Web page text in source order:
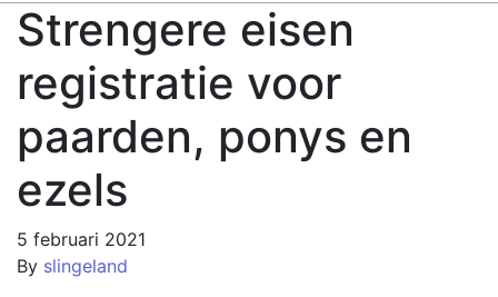
Strengere eisen
registratie voor
paarden, ponys en
ezels
5 februari 2021
By slingeland